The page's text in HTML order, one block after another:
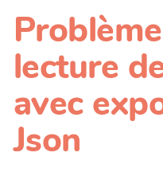
lecture
avec
Json